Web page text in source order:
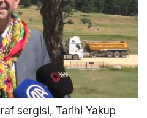
sergisi, Tarihi Yakup